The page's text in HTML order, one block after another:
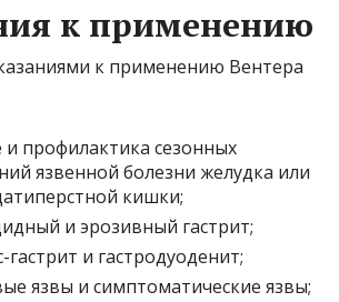
к применению
к применению Вентера
и профилактика сезонных
язвенной болезни желудка или
кишки;
и эрозивный гастрит;
и гастродуоденит;
язвы и симптоматические язвы;